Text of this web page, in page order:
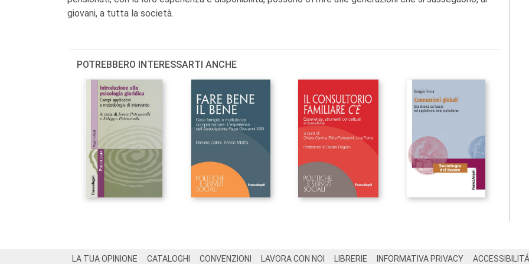
giovani, a tutta la società.
POTREBBERO INTERESSARTI ANCHE
LA TUA OPINIONE CATALOGHI CONVENZIONI LAVORA CON NOI LIBRERIE INFORMATIVA PRIVACY ACCESSIBILITÁ